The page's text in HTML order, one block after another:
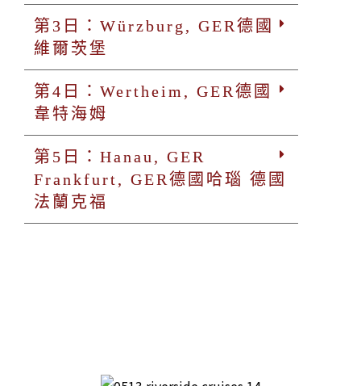
第3日：Würzburg, GER德國
維爾茨堡
第4日：Wertheim, GER德國
韋特海姆
第5日：Hanau, GER
Frankfurt, GER德國哈瑙 德國
法蘭克福